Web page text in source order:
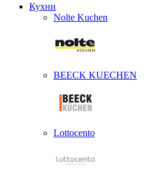
Кухни
Nolte Kuchen
BEECK KUECHEN
Lottocento